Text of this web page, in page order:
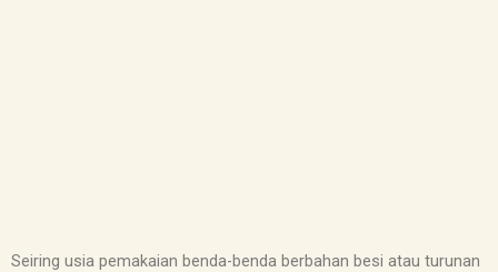
Seiring usia pemakaian benda-benda berbahan besi atau turunan